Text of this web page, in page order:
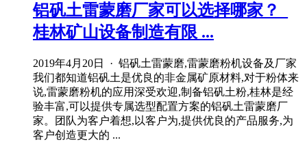
铝矾土雷蒙磨厂家可以选择哪家？_
桂林矿山设备制造有限 ...
2019年4月20日 · 铝矾土雷蒙磨,雷蒙磨粉机设备及厂家
我们都知道铝矾土是优良的非金属矿原材料,对于粉体来
说,雷蒙磨粉机的应用深受欢迎,制备铝矾土粉,桂林是经
验丰富,可以提供专属选型配置方案的铝矾土雷蒙磨厂
家。团队为客户着想,以客户为,提供优良的产品服务,为
客户创造更大的 ...